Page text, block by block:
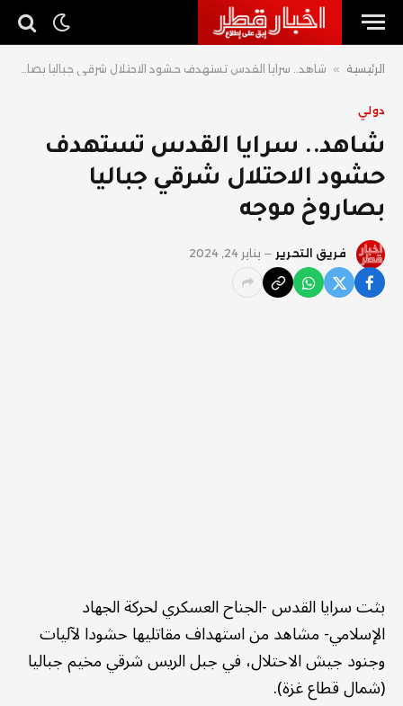
الرئيسية » شاهد.. سرايا القدس تستهدف حشود الاحتلال شرقي جباليا بصاروخ موجه
دولي
شاهد.. سرايا القدس تستهدف
حشود الاحتلال شرقي جباليا
بصاروخ موجه
فريق التحرير يناير 24, 2024
بثت سرايا القدس -الجناح العسكري لحركة الجهاد
الإسلامي- مشاهد من استهداف مقاتليها حشودا لآليات
وجنود جيش الاحتلال، في جبل الريس شرقي مخيم جباليا
(شمال قطاع غزة).